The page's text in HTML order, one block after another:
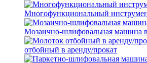
Многофункциональный
Мозаично-шлифовальная машина
отбойный в аренду/прокат